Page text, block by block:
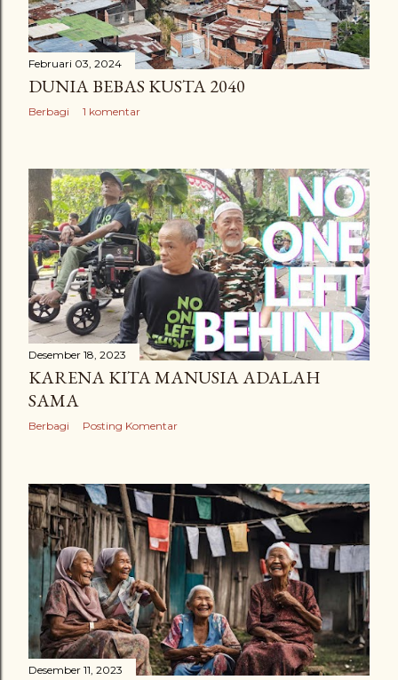
Februari 03, 2024
DUNIA BEBAS KUSTA 2040
Berbagi 1 komentar
Desember 18, 2023
KARENA KITA MANUSIA ADALAH
SAMA
Berbagi Posting Komentar
Desember 11, 2023